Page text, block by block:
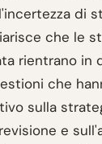
di
che le
rientrano in
che
sulla
e